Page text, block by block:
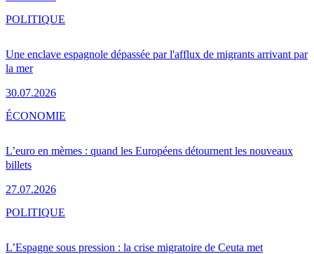
Une enclave espagnole dépassée par l'afflux de migrants arrivant par
la mer
30.07.2026
POLITIQUE
L’euro en mèmes : quand les Européens détournent les nouveaux
billets
27.07.2026
ÉCONOMIE
L’Espagne sous pression : la crise migratoire de Ceuta met
POLITIQUE